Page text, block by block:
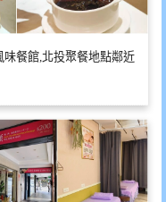
餐館,北投聚餐地點鄰近